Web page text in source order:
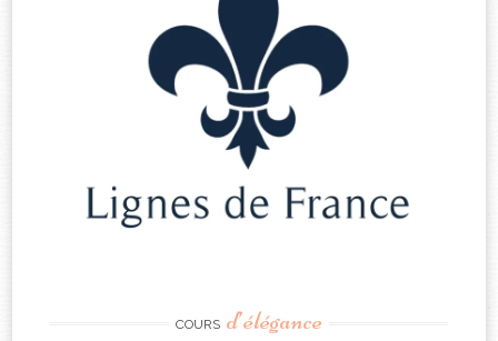
COURS d’élégance